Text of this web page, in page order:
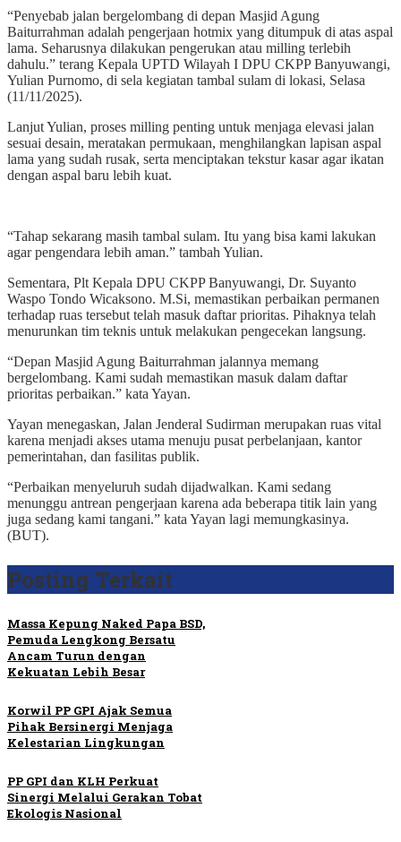
“Penyebab jalan bergelombang di depan Masjid Agung
Baiturrahman adalah pengerjaan hotmix yang ditumpuk di atas aspal
lama. Seharusnya dilakukan pengerukan atau milling terlebih
dahulu.” terang Kepala UPTD Wilayah I DPU CKPP Banyuwangi,
Yulian Purnomo, di sela kegiatan tambal sulam di lokasi, Selasa
(11/11/2025).
Lanjut Yulian, proses milling penting untuk menjaga elevasi jalan
sesuai desain, meratakan permukaan, menghilangkan lapisan aspal
lama yang sudah rusak, serta menciptakan tekstur kasar agar ikatan
dengan aspal baru lebih kuat.
“Tahap sekarang masih tambal sulam. Itu yang bisa kami lakukan
agar pengendara lebih aman.” tambah Yulian.
Sementara, Plt Kepala DPU CKPP Banyuwangi, Dr. Suyanto
Waspo Tondo Wicaksono. M.Si, memastikan perbaikan permanen
terhadap ruas tersebut telah masuk daftar prioritas. Pihaknya telah
menurunkan tim teknis untuk melakukan pengecekan langsung.
“Depan Masjid Agung Baiturrahman jalannya memang
bergelombang. Kami sudah memastikan masuk dalam daftar
prioritas perbaikan.” kata Yayan.
Yayan menegaskan, Jalan Jenderal Sudirman merupakan ruas vital
karena menjadi akses utama menuju pusat perbelanjaan, kantor
pemerintahan, dan fasilitas publik.
“Perbaikan menyeluruh sudah dijadwalkan. Kami sedang
menunggu antrean pengerjaan karena ada beberapa titik lain yang
juga sedang kami tangani.” kata Yayan lagi memungkasinya.
(BUT).
Posting Terkait
Massa Kepung Naked Papa BSD,
Pemuda Lengkong Bersatu
Ancam Turun dengan
Kekuatan Lebih Besar
Korwil PP GPI Ajak Semua
Pihak Bersinergi Menjaga
Kelestarian Lingkungan
PP GPI dan KLH Perkuat
Sinergi Melalui Gerakan Tobat
Ekologis Nasional